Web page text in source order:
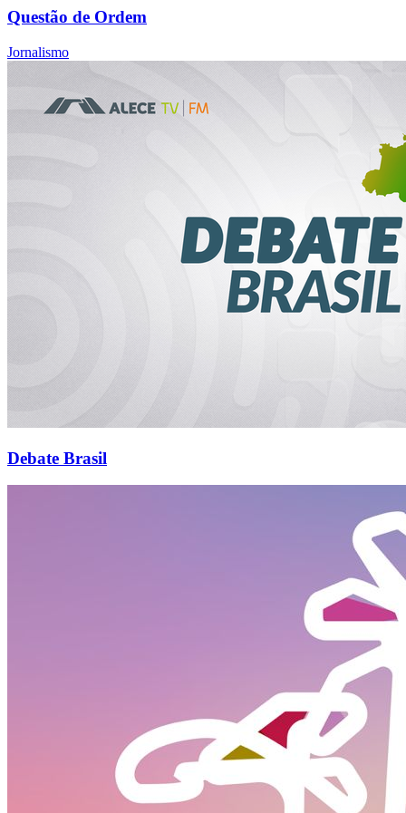
Questão de Ordem
Jornalismo
Debate Brasil